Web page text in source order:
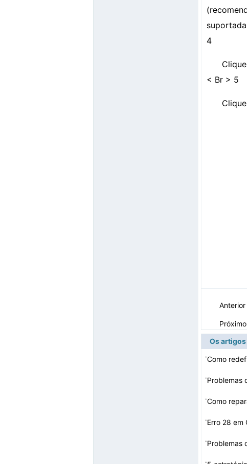
4
< Br > 5
Anterior
Os
·Como
·
·Como
·Erro 28 em
·
·